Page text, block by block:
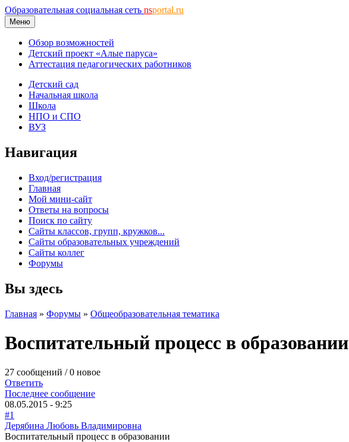
Образовательная социальная сеть nsportal.ru
Меню
Обзор возможностей
Детский проект «Алые паруса»
Аттестация педагогических работников
Детский сад
Начальная школа
Школа
НПО и СПО
ВУЗ
Навигация
Вход/регистрация
Главная
Мой мини-сайт
Ответы на вопросы
Поиск по сайту
Сайты классов, групп, кружков...
Сайты образовательных учреждений
Сайты коллег
Форумы
Вы здесь
Главная » Форумы » Общеобразовательная тематика
Воспитательный процесс в образовании
27 сообщений / 0 новое
Ответить
Последнее сообщение
08.05.2015 - 9:25
#1
Дерябина Любовь Владимировна
Воспитательный процесс в образовании